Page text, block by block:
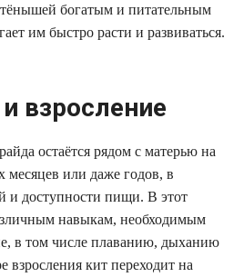
богатым и питательным
им быстро расти и развиваться.
взросление
остаётся рядом с матерью на
месяцев или даже годов, в
и доступности пищи. В этот
навыкам, необходимым
в том числе плаванию, дыханию
кит переходит на